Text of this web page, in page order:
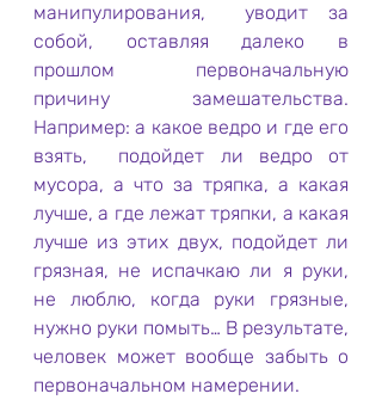
манипулирования,  уводит за
собой, оставляя далеко в
прошлом первоначальную
причину замешательства.
Например: а какое ведро и где его
взять,  подойдет ли ведро от
мусора, а что за тряпка, а какая
лучше, а где лежат тряпки, а какая
лучше из этих двух, подойдет ли
грязная, не испачкаю ли я руки,
не люблю, когда руки грязные,
нужно руки помыть… В результате,
человек может вообще забыть о
первоначальном намерении.